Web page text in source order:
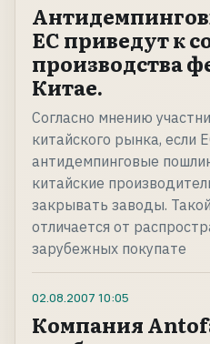
ЕС приведут к
производства
Китае.
Согласно мнению
китайского рынка, если
антидемпинговые
китайские
закрывать заводы.
отличается от
зарубежных покупате
02.08.2007 10:05
Компания